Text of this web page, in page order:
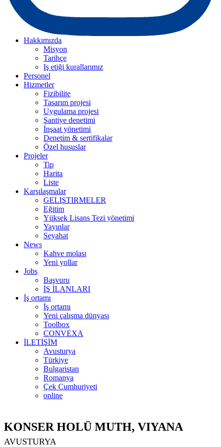
Hakkımızda
Misyon
Tarihçe
Iş etiği kurallarımız
Personel
Hizmetler
Fizibilite
Tasarım projesi
Uygulama projesi
Şantiye denetimi
İnşaat yönetimi
Denetim & sertifikalar
Özel hususlar
Projeler
Tip
Harita
Liste
Karşılaşmalar
GELIŞTIRMELER
Eğitim
Yüksek Lisans Tezi yönetimi
Yayınlar
Seyahat
News
Kahve molası
Yeni yollar
Jobs
Başvuru
İŞ İLANLARI
İş ortamı
İş ortamı
Yeni çalışma dünyası
Toolbox
CONVEXA
İLETİŞİM
Avusturya
Türkiye
Bulgaristan
Romanya
Çek Cumhuriyeti
online
KONSER HOLÜ MUTH, VIYANA
AVUSTURYA